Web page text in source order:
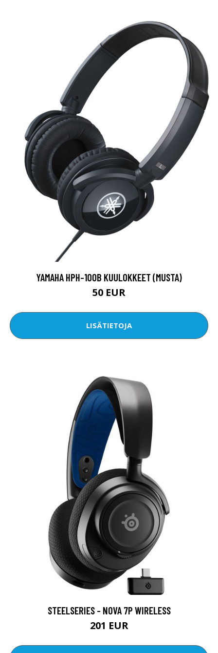
YAMAHA HPH-100B KUULOKKEET (MUSTA)
50 EUR
LISÄTIETOJA
STEELSERIES - NOVA 7P WIRELESS
201 EUR